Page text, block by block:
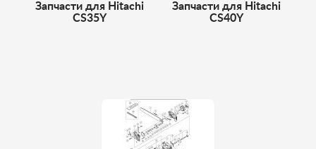
Запчасти для Hitachi
CS35Y
Запчасти для Hitachi
CS40Y